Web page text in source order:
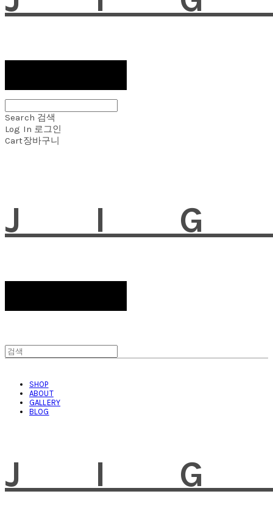
Search 검색
Log In 로그인
Cart장바구니
SHOP
ABOUT
GALLERY
BLOG